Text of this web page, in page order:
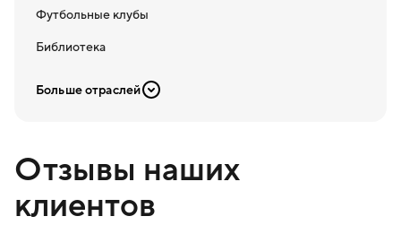
Футбольные клубы
Библиотека
Больше отраслей
Отзывы наших
клиентов